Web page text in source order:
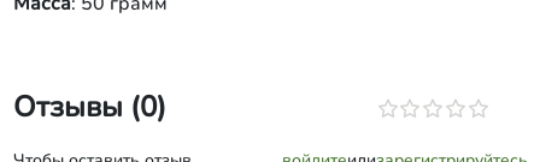
Отзывы (0)